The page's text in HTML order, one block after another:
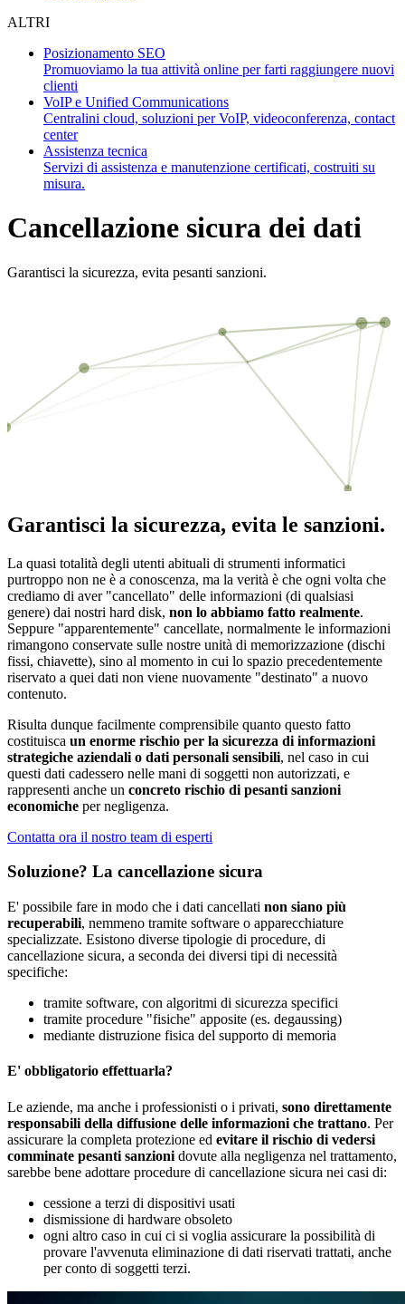
ALTRI
Posizionamento SEO
Promuoviamo la tua attività online per farti raggiungere nuovi
clienti
VoIP e Unified Communications
Centralini cloud, soluzioni per VoIP, videoconferenza, contact
center
Assistenza tecnica
Servizi di assistenza e manutenzione certificati, costruiti su
misura.
Cancellazione sicura dei dati
Garantisci la sicurezza, evita pesanti sanzioni.
Garantisci la sicurezza, evita le sanzioni.
La quasi totalità degli utenti abituali di strumenti informatici
purtroppo non ne è a conoscenza, ma la verità è che ogni volta che
crediamo di aver "cancellato" delle informazioni (di qualsiasi
genere) dai nostri hard disk, non lo abbiamo fatto realmente.
Seppure "apparentemente" cancellate, normalmente le informazioni
rimangono conservate sulle nostre unità di memorizzazione (dischi
fissi, chiavette), sino al momento in cui lo spazio precedentemente
riservato a quei dati non viene nuovamente "destinato" a nuovo
contenuto.
Risulta dunque facilmente comprensibile quanto questo fatto
costituisca un enorme rischio per la sicurezza di informazioni
strategiche aziendali o dati personali sensibili, nel caso in cui
questi dati cadessero nelle mani di soggetti non autorizzati, e
rappresenti anche un concreto rischio di pesanti sanzioni
economiche per negligenza.
Contatta ora il nostro team di esperti
Soluzione? La cancellazione sicura
E' possibile fare in modo che i dati cancellati non siano più
recuperabili, nemmeno tramite software o apparecchiature
specializzate. Esistono diverse tipologie di procedure, di
cancellazione sicura, a seconda dei diversi tipi di necessità
specifiche:
tramite software, con algoritmi di sicurezza specifici
tramite procedure "fisiche" apposite (es. degaussing)
mediante distruzione fisica del supporto di memoria
E' obbligatorio effettuarla?
Le aziende, ma anche i professionisti o i privati, sono direttamente
responsabili della diffusione delle informazioni che trattano. Per
assicurare la completa protezione ed evitare il rischio di vedersi
comminate pesanti sanzioni dovute alla negligenza nel trattamento,
sarebbe bene adottare procedure di cancellazione sicura nei casi di:
cessione a terzi di dispositivi usati
dismissione di hardware obsoleto
ogni altro caso in cui ci si voglia assicurare la possibilità di
provare l'avvenuta eliminazione di dati riservati trattati, anche
per conto di soggetti terzi.